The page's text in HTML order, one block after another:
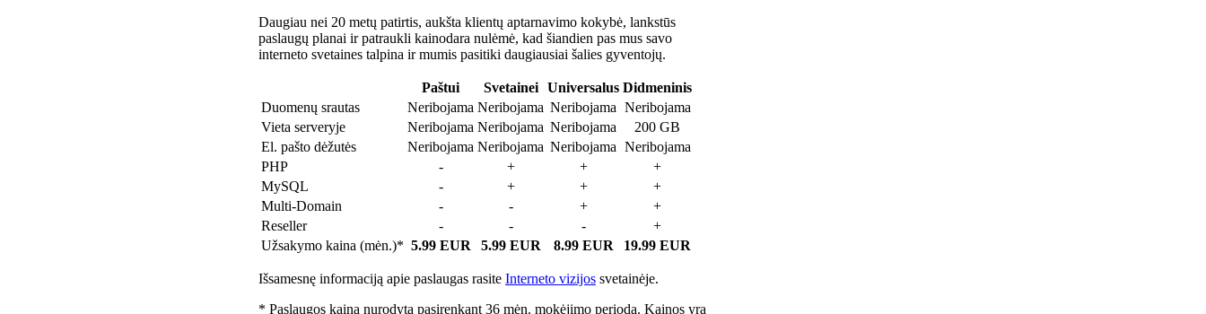
Daugiau nei 20 metų patirtis, aukšta klientų aptarnavimo kokybė, lankstūs
paslaugų planai ir patraukli kainodara nulėmė, kad šiandien pas mus savo
interneto svetaines talpina ir mumis pasitiki daugiausiai šalies gyventojų.
Paštui Svetainei Universalus Didmeninis
Duomenų srautas
Neribojama Neribojama Neribojama Neribojama
Vieta serveryje
Neribojama Neribojama Neribojama
200 GB
El. pašto dėžutės
Neribojama Neribojama Neribojama Neribojama
PHP
- + +
+
MySQL
- + +
+
Multi-Domain
- - +
+
Reseller
- - -
+
Užsakymo kaina (mėn.)* 5.99 EUR 5.99 EUR 8.99 EUR 19.99 EUR
Išsamesnę informaciją apie paslaugas rasite Interneto vizijos svetainėje.
* Paslaugos kaina nurodyta pasirenkant 36 mėn. mokėjimo periodą. Kainos yra